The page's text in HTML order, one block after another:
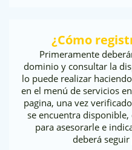
¿Cómo
Primeramente
dominio y consultar la
lo puede realizar
en el menú de servicios
pagina, una vez
se encuentra
para asesorarle e
deberá